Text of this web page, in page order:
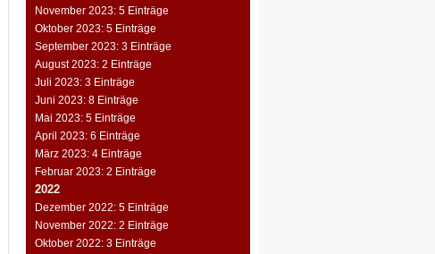
November 2023: 5 Einträge
Oktober 2023: 5 Einträge
September 2023: 3 Einträge
August 2023: 2 Einträge
Juli 2023: 3 Einträge
Juni 2023: 8 Einträge
Mai 2023: 5 Einträge
April 2023: 6 Einträge
März 2023: 4 Einträge
Februar 2023: 2 Einträge
2022
Dezember 2022: 5 Einträge
November 2022: 2 Einträge
Oktober 2022: 3 Einträge